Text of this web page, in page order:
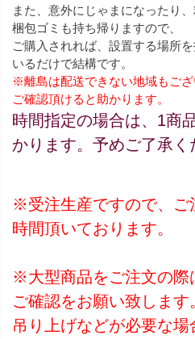
また、意外にじゃまになったり
梱包ゴミも持ち帰りますので、
ご購入されれば、設置する場所
いるだけで結構です。
※離島は配送できない地域もご
ご確認頂けると助かります。
時間指定の場合は、1商
かります。予めご了承く
※受注生産ですので、ご
時間頂いております。
※大型商品をご注文の際
ご確認をお願い致します
吊り上げなどが必要な